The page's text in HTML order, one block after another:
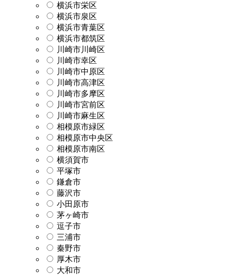
横浜市栄区
横浜市泉区
横浜市青葉区
横浜市都筑区
川崎市川崎区
川崎市幸区
川崎市中原区
川崎市高津区
川崎市多摩区
川崎市宮前区
川崎市麻生区
相模原市緑区
相模原市中央区
相模原市南区
横須賀市
平塚市
鎌倉市
藤沢市
小田原市
茅ヶ崎市
逗子市
三浦市
秦野市
厚木市
大和市